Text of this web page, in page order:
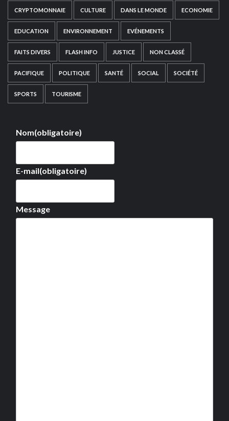
CRYPTOMONNAIE CULTURE DANS LE MONDE ECONOMIE
EDUCATION ENVIRONNEMENT EVÉNEMENTS
FAITS DIVERS FLASH INFO JUSTICE NON CLASSÉ
PACIFIQUE POLITIQUE SANTÉ SOCIAL SOCIÉTÉ
SPORTS TOURISME
Nom(obligatoire)
E-mail(obligatoire)
Message